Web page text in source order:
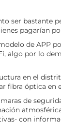
ser bastante
pagarían
de APP
algo por lo
en el
fibra óptica en
de
con